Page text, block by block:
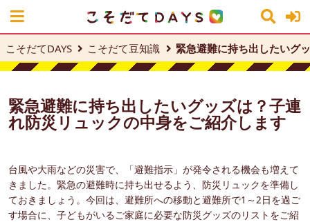
こそだてDAYS こそだて豆知識 緊急避難に持ち出したいグ
緊急避難に持ち出したいグッズは？子連
れ防災リュックの中身をご紹介します
台風や大雨などの災害で、「避難指示」が発令される機会も増えて
きました。緊急の避難時に持ち出せるよう、防災リュックを準備し
ておきましょう。今回は、避難所への移動と避難所で1～2日を過ご
す場合に、子どもがいるご家庭に必要な防災グッズのリストをご紹